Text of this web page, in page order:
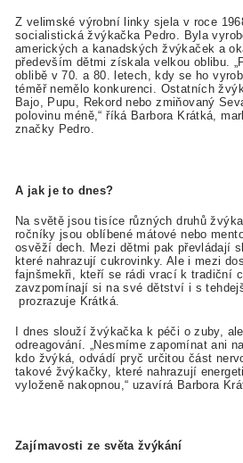
Z velimské výrobní linky sjela v roce
socialistická žvýkačka Pedro. Byla
amerických a kanadských žvýkaček a
především dětmi získala velkou oblibu.
oblibě v 70. a 80. letech, kdy se ho
téměř nemělo konkurenci. Ostatních
Bajo, Pupu, Rekord nebo zmiňovaný
polovinu méně,“ říká Barbora Krátká,
značky Pedro.
A jak je to dnes?
Na světě jsou tisíce různých druhů
ročníky jsou oblíbené mátové nebo
osvěží dech. Mezi dětmi pak převládají
které nahrazují cukrovinky. Ale i mezi
fajnšmekři, kteří se rádi vrací k tradiční
zavzpomínají si na své dětství i s
prozrazuje Krátká.
I dnes slouží žvýkačka k péči o zuby,
odreagování. „Nesmíme zapomínat ani
kdo žvýká, odvádí pryč určitou část
takové žvýkačky, které nahrazují
vyloženě nakopnou,“ uzavírá Barbora
Zajímavosti ze světa žvýkání